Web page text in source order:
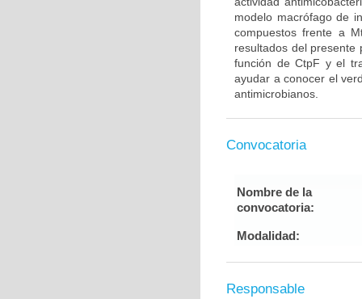
modelo macrófago de
compuestos frente a
resultados del presente
función de CtpF y el
ayudar a conocer el
antimicrobianos.
Convocatoria
Nombre de la
convocatoria:
Modalidad:
Responsable